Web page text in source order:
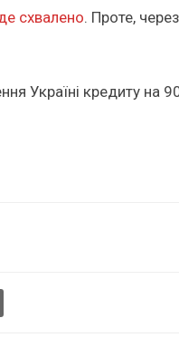
схвалено. Проте,
Україні кредиту на